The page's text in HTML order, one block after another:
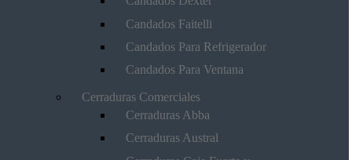
Candados Faitelli
Candados Para Refrigerador
Candados Para Ventana
Cerraduras Comerciales
Cerraduras Abba
Cerraduras Austral